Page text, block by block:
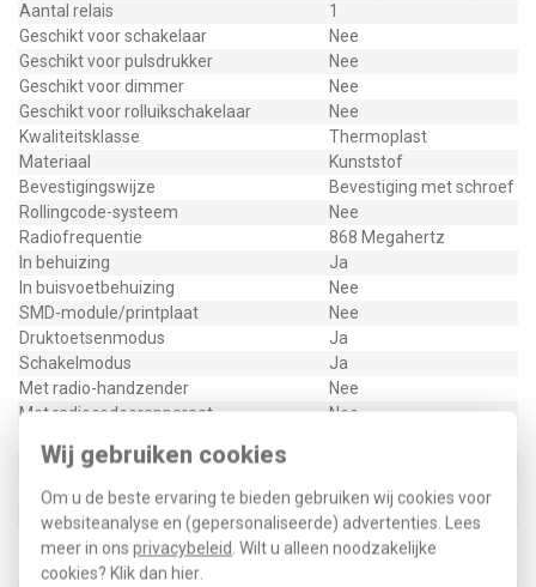
Wij gebruiken cookies
Om u de beste ervaring te bieden gebruiken wij cookies voor
websiteanalyse en (gepersonaliseerde) advertenties. Lees
meer in ons privacybeleid. Wilt u alleen noodzakelijke
cookies? Klik dan hier.
Aantal relais
1
Geschikt voor schakelaar
Nee
Geschikt voor pulsdrukker
Nee
Geschikt voor dimmer
Nee
Geschikt voor rolluikschakelaar
Nee
Kwaliteitsklasse
Thermoplast
Materiaal
Kunststof
Bevestigingswijze
Bevestiging met schroef
Rollingcode-systeem
Nee
Radiofrequentie
868 Megahertz
In behuizing
Ja
In buisvoetbehuizing
Nee
SMD-module/printplaat
Nee
Druktoetsenmodus
Ja
Schakelmodus
Ja
Met radio-handzender
Nee
Met radiocodeerapparaat
Nee
Geschikt voor jaloezie-/rolluikschakelaar
Geschikt voor jaloezieschakelaar
Nee
Transparant
Nee
Geschikt voor beschermingsgraad (IP)
IP20
451FU-EBIUPO.A.